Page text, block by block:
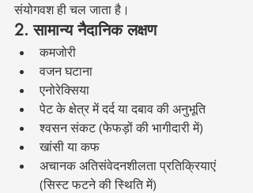
संयोगवश ही चल जाता है।
2. सामान्य नैदानिक लक्षण
कमजोरी
वजन घटाना
एनोरेक्सिया
पेट के क्षेत्र में दर्द या दबाव की अनुभूति
श्वसन संकट (फेफड़ों की भागीदारी में)
खांसी या कफ
अचानक अतिसंवेदनशीलता प्रतिक्रियाएं
(सिस्ट फटने की स्थिति में)